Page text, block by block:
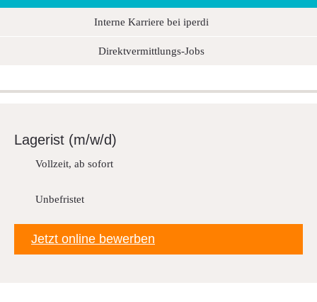
Interne Karriere bei iperdi
Direktvermittlungs-Jobs
Lage­rist (m/w/d)
Vollzeit, ab sofort
Unbefristet
Jetzt online bewerben
Sitemap